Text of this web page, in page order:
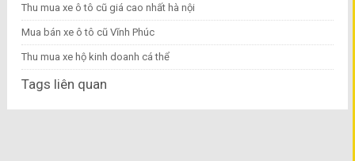
Thu mua xe ô tô cũ giá cao nhất hà nội
Mua bán xe ô tô cũ Vĩnh Phúc
Thu mua xe hộ kinh doanh cá thể
Tags liên quan